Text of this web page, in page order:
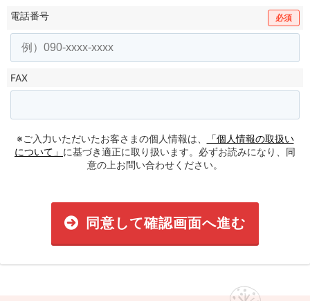
電話番号 必須
FAX
※ご入力いただいたお客さまの個人情報は、
「個人情報の取扱い
について」 に基づき適正に取り扱います。必ずお読みになり、同
意の上お問い合わせください。
同意して確認画面へ進む